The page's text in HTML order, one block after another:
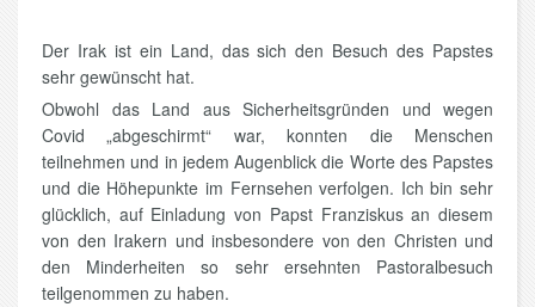
Der Irak ist ein Land, das sich den Besuch des Papstes
sehr gewünscht hat.
Obwohl das Land aus Sicherheitsgründen und wegen
Covid „abgeschirmt“ war, konnten die Menschen
teilnehmen und in jedem Augenblick die Worte des Papstes
und die Höhepunkte im Fernsehen verfolgen. Ich bin sehr
glücklich, auf Einladung von Papst Franziskus an diesem
von den Irakern und insbesondere von den Christen und
den Minderheiten so sehr ersehnten Pastoralbesuch
teilgenommen zu haben.